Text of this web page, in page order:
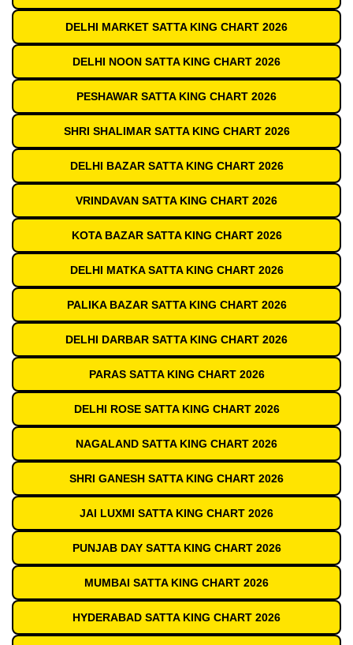
DELHI MARKET SATTA KING CHART 2026
DELHI NOON SATTA KING CHART 2026
PESHAWAR SATTA KING CHART 2026
SHRI SHALIMAR SATTA KING CHART 2026
DELHI BAZAR SATTA KING CHART 2026
VRINDAVAN SATTA KING CHART 2026
KOTA BAZAR SATTA KING CHART 2026
DELHI MATKA SATTA KING CHART 2026
PALIKA BAZAR SATTA KING CHART 2026
DELHI DARBAR SATTA KING CHART 2026
PARAS SATTA KING CHART 2026
DELHI ROSE SATTA KING CHART 2026
NAGALAND SATTA KING CHART 2026
SHRI GANESH SATTA KING CHART 2026
JAI LUXMI SATTA KING CHART 2026
PUNJAB DAY SATTA KING CHART 2026
MUMBAI SATTA KING CHART 2026
HYDERABAD SATTA KING CHART 2026